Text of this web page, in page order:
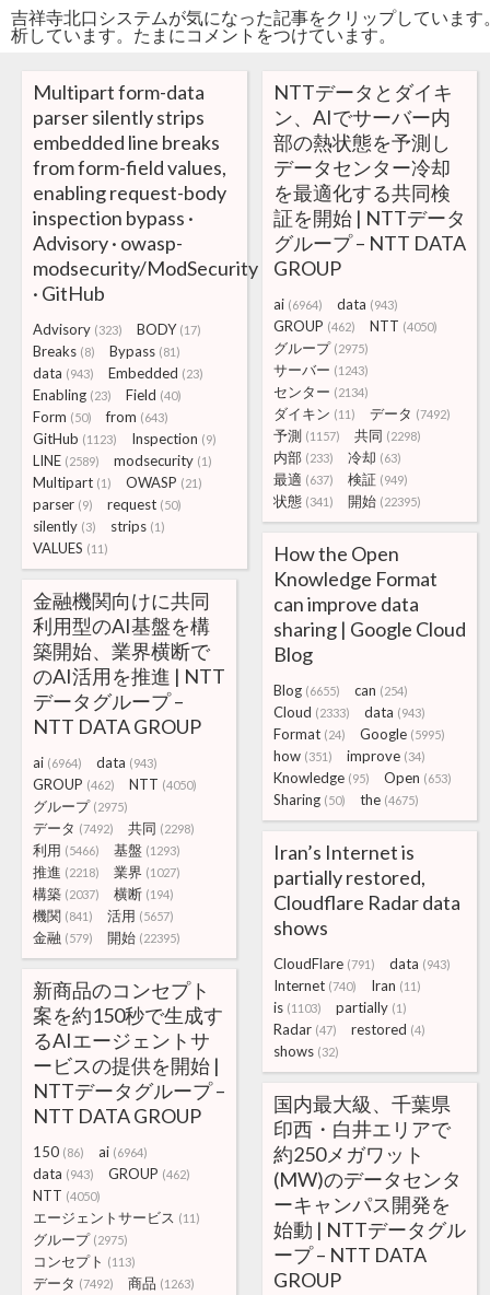
吉祥寺北口システムが気になった記事をクリップしていま
析しています。たまにコメントをつけています。
Multipart form-data
parser silently strips
embedded line breaks
from form-field values,
enabling request-body
inspection bypass ·
Advisory · owasp-
modsecurity/ModSecurity
· GitHub
Advisory (323) BODY (17)
Breaks (8) Bypass (81)
data (943) Embedded (23)
Enabling (23) Field (40)
Form (50) from (643)
GitHub (1123) Inspection (9)
LINE (2589) modsecurity (1)
Multipart (1) OWASP (21)
parser (9) request (50)
silently (3) strips (1)
VALUES (11)
NTTデータとダイキ
ン、AIでサーバー内
部の熱状態を予測し
データセンター冷却
を最適化する共同検
証を開始 | NTTデータ
グループ – NTT DATA
GROUP
ai (6964) data (943)
GROUP (462) NTT (4050)
グループ (2975)
サーバー (1243)
センター (2134)
ダイキン (11) データ (7492)
予測 (1157) 共同 (2298)
内部 (233) 冷却 (63)
最適 (637) 検証 (949)
状態 (341) 開始 (22395)
How the Open
Knowledge Format
can improve data
sharing | Google Cloud
Blog
Blog (6655) can (254)
Cloud (2333) data (943)
Format (24) Google (5995)
how (351) improve (34)
Knowledge (95) Open (653)
Sharing (50) the (4675)
金融機関向けに共同
利用型のAI基盤を構
築開始、業界横断で
のAI活用を推進 | NTT
データグループ –
NTT DATA GROUP
ai (6964) data (943)
GROUP (462) NTT (4050)
グループ (2975)
データ (7492) 共同 (2298)
利用 (5466) 基盤 (1293)
推進 (2218) 業界 (1027)
構築 (2037) 横断 (194)
機関 (841) 活用 (5657)
金融 (579) 開始 (22395)
Iran’s Internet is
partially restored,
Cloudflare Radar data
shows
CloudFlare (791) data (943)
Internet (740) Iran (11)
is (1103) partially (1)
Radar (47) restored (4)
shows (32)
新商品のコンセプト
案を約150秒で生成す
るAIエージェントサ
ービスの提供を開始 |
NTTデータグループ –
NTT DATA GROUP
150 (86) ai (6964)
data (943) GROUP (462)
NTT (4050)
エージェントサービス (11)
グループ (2975)
コンセプト (113)
データ (7492) 商品 (1263)
国内最大級、千葉県
印西・白井エリアで
約250メガワット
(MW)のデータセンタ
ーキャンパス開発を
始動 | NTTデータグル
ープ – NTT DATA
GROUP